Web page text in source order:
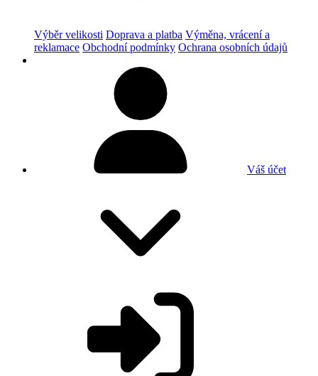
Výběr velikosti Doprava a platba Výměna, vrácení a
reklamace Obchodní podmínky Ochrana osobních údajů
Váš účet